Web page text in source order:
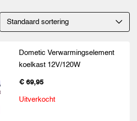
Dometic Verwarmingselement
koelkast 12V/120W
€ 69,95
Uitverkocht